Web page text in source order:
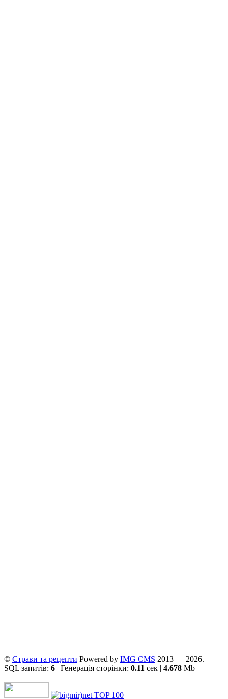
© Страви та рецепти Powered by ІMG CMS 2013 — 2026.
SQL запитів: 6 | Генерація сторінки: 0.11 сек | 4.678 Mb